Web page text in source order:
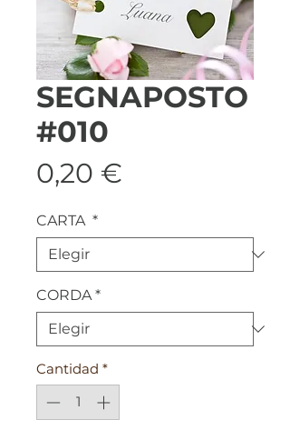
SEGNAPOSTO
#010
0,20 €
CARTA *
CORDA *
Cantidad *